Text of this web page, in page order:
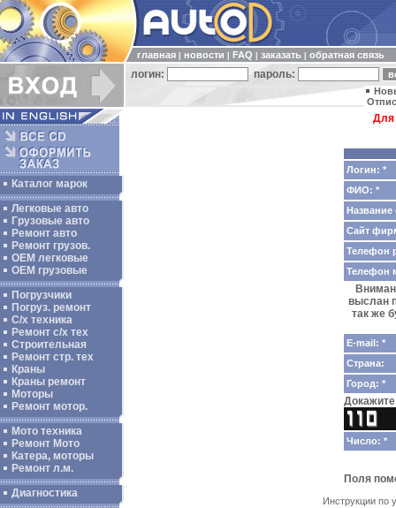
главная новости FAQ заказать обратная связь
логин: пароль:
Каталог марок
Легковые авто
Грузовые авто
Ремонт авто
Ремонт грузов.
ОЕМ легковые
OEM грузовые
Погрузчики
Погруз. ремонт
С/х техника
Ремонт с/х тех
Строительная
Ремонт стр. тех
Краны
Краны ремонт
Моторы
Ремонт мотор.
Мото техника
Ремонт Мото
Катера, моторы
Ремонт л.м.
Диагностика
Для
Логин: *
ФИО: *
Сайт
Телефон
Телефон
выслан
так же
E-mail: *
Страна:
Город: *
Докажите
Число: *
Поля
Инструкции по